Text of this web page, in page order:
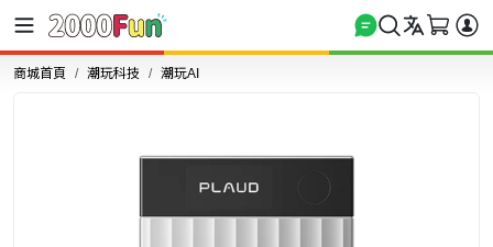
商城首頁 潮玩科技 潮玩AI